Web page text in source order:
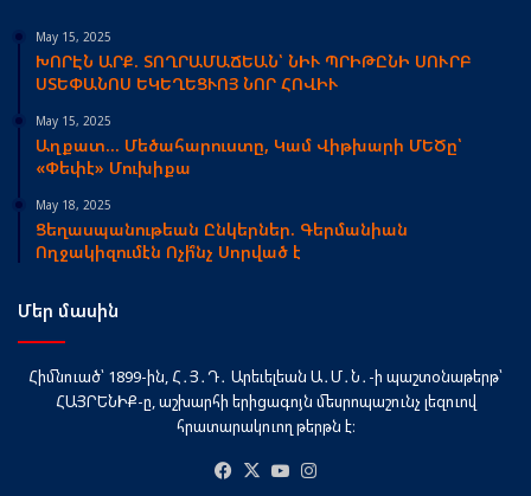
May 15, 2025
ԽՈՐԷՆ ԱՐՔ. ՏՈՂՐԱՄԱՃԵԱՆ՝ ՆԻՒ ՊՐԻԹԸՆԻ ՍՈՒՐԲ
ՍՏԵՓԱՆՈՍ ԵԿԵՂԵՑՒՈՅ ՆՈՐ ՀՈՎԻՒ
May 15, 2025
Աղքատ… Մեծահարուստը, Կամ Վիթխարի ՄԵԾը՝
«Փեփէ» Մուխիքա
May 18, 2025
Ցեղասպանութեան Ընկերներ. Գերմանիան
Ողջակիզումէն Ոչի՞նչ Սորված է
Մեր մասին
Հիմնուած՝ 1899-ին, Հ․Յ․Դ․ Արեւելեան Ա․Մ․Ն․-ի պաշտօնաթերթ՝
ՀԱՅՐԵՆԻՔ-ը, աշխարհի երիցագոյն մեսրոպաշունչ լեզուով
հրատարակուող թերթն է։
Facebook
X YouTube